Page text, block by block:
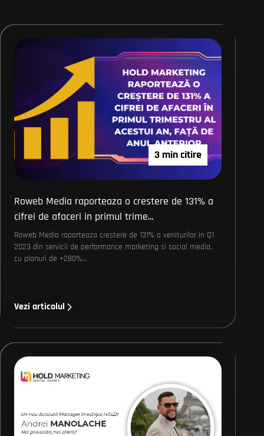
3 min citire
Roweb Media raporteaza o crestere de 131% a
cifrei de afaceri in primul trime...
Roweb Media raporteaza crestere de 131% a veniturilor in Q1
2023 din servicii de performance marketing si social media,
cu planuri de +280%…
Vezi articolul